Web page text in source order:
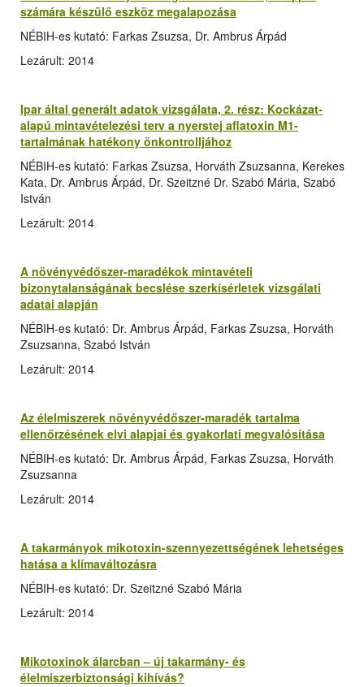
számára készülő eszköz megalapozása
NÉBIH-es kutató: Farkas Zsuzsa, Dr. Ambrus Árpád
Lezárult: 2014
Ipar által generált adatok vizsgálata, 2. rész: Kockázat-
alapú mintavételezési terv a nyerstej aflatoxin M1-
tartalmának hatékony önkontrolljához
NÉBIH-es kutató: Farkas Zsuzsa, Horváth Zsuzsanna, Kerekes
Kata, Dr. Ambrus Árpád, Dr. Szeitzné Dr. Szabó Mária, Szabó
István
Lezárult: 2014
A növényvédőszer-maradékok mintavételi
bizonytalanságának becslése szerkísérletek vizsgálati
adatai alapján
NÉBIH-es kutató: Dr. Ambrus Árpád, Farkas Zsuzsa, Horváth
Zsuzsanna, Szabó István
Lezárult: 2014
Az élelmiszerek növényvédőszer-maradék tartalma
ellenőrzésének elvi alapjai és gyakorlati megvalósítása
NÉBIH-es kutató: Dr. Ambrus Árpád, Farkas Zsuzsa, Horváth
Zsuzsanna
Lezárult: 2014
A takarmányok mikotoxin-szennyezettségének lehetséges
hatása a klímaváltozásra
NÉBIH-es kutató: Dr. Szeitzné Szabó Mária
Lezárult: 2014
Mikotoxinok álarcban – új takarmány- és
élelmiszerbiztonsági kihívás?